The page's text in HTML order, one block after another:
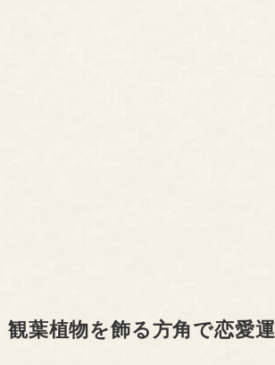
観葉植物を飾る方角で恋愛